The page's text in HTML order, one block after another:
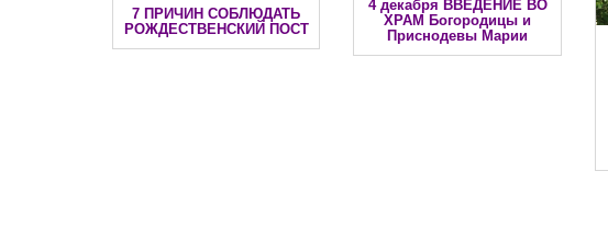
7 ПРИЧИН СОБЛЮДАТЬ
РОЖДЕСТВЕНСКИЙ ПОСТ
4 декабря ВВЕДЕНИЕ ВО
ХРАМ Богородицы и
Приснодевы Марии